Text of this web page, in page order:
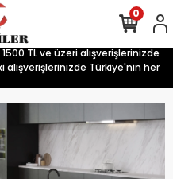
TL ve üzeri alışverişlerinizde
alışverişlerinizde Türkiye'nin her
0